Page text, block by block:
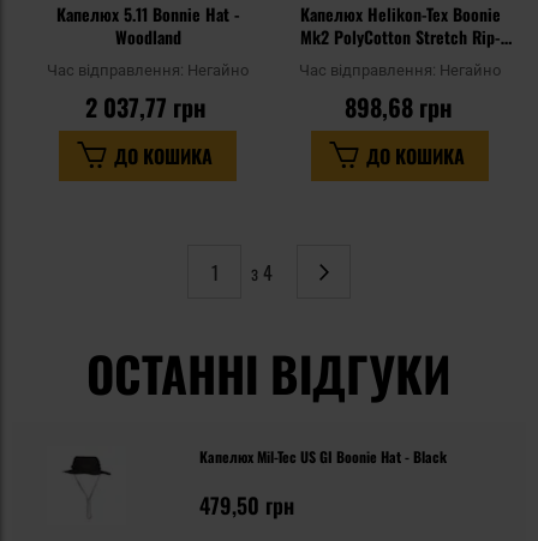
Капелюх 5.11 Bonnie Hat -
Woodland
Час відправлення: Негайно
2 037,77 грн
ДО КОШИКА
Капелюх Helikon-Tex Boonie
Mk2 PolyCotton Stretch Rip-
Stop - US Woodland
Час відправлення: Негайно
898,68 грн
ДО КОШИКА
з 4
Сторінка
Наступне
ОСТАННІ ВІДГУКИ
Капелюх Mil-Tec US GI Boonie Hat - Black
479,50 грн